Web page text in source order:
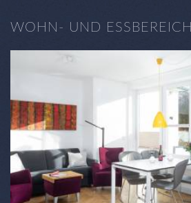
WOHN- UND ESSBEREICH